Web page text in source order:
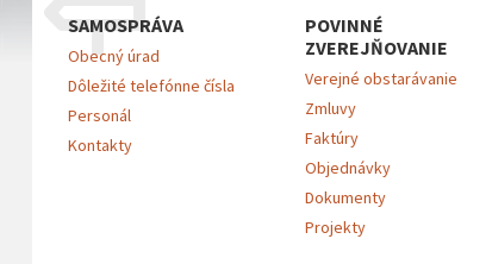
SAMOSPRÁVA
Obecný úrad
Dôležité telefónne čísla
Personál
Kontakty
POVINNÉ
ZVEREJŇOVANIE
Verejné obstarávanie
Zmluvy
Faktúry
Objednávky
Dokumenty
Projekty